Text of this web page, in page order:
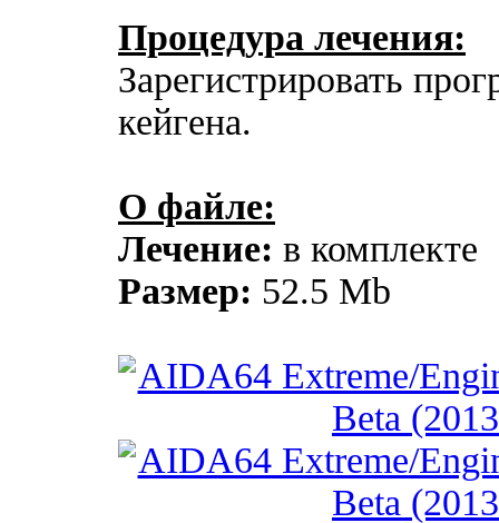
Процедура лечения:
Зарегистрировать
кейгена.
О файле:
Лечение: в комплекте
Размер: 52.5 Mb